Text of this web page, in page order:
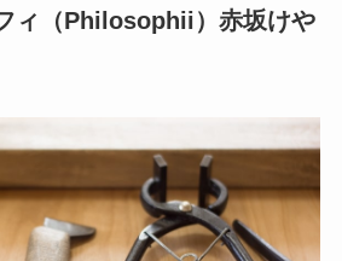
ィ（Philosophii）赤坂けや